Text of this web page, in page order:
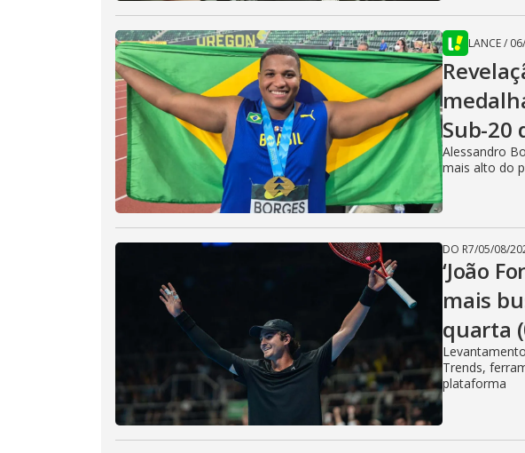
LANCE/
Sub-20
Alessandro
mais alto do
DO R7/05/08/
‘João
mais
quarta
Trends,
plataforma